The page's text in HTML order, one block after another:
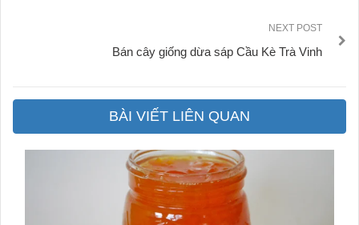
NEXT POST
Bán cây giống dừa sáp Cầu Kè Trà Vinh
BÀI VIẾT LIÊN QUAN